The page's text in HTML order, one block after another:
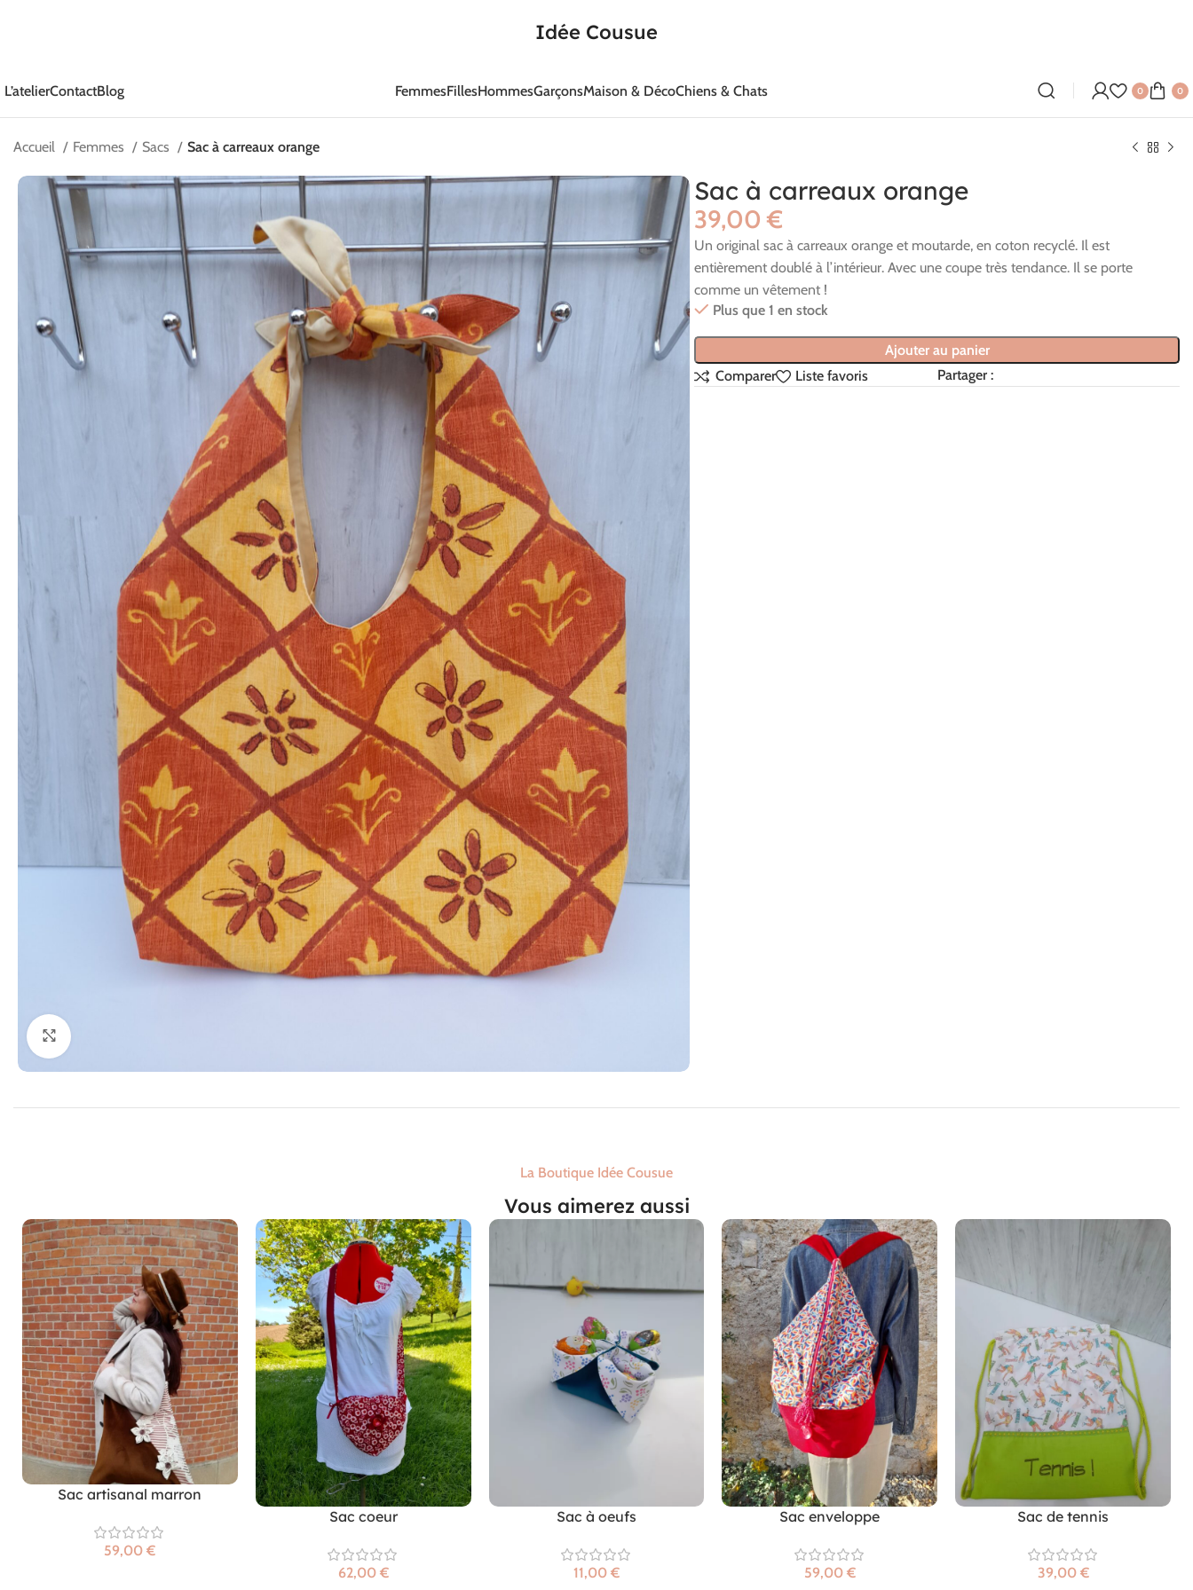
Idée Cousue
L’atelierContactBlog FemmesFillesHommesGarçonsMaison & DécoChiens & Chats 0 0
Accueil Femmes Sacs Sac à carreaux orange
Sac à carreaux orange
€
Un original sac à carreaux orange et moutarde, en coton recyclé. Il est
entièrement doublé à l’intérieur. Avec une coupe très tendance. Il se porte
comme un vêtement !
Plus que 1 en stock
Ajouter au panier
Comparer
Liste favoris Partager :
La Boutique Idée Cousue
Vous aimerez aussi
Sac artisanal marron
€
Sac coeur
€
Sac à oeufs
€
Sac enveloppe
€
Sac de tennis
€